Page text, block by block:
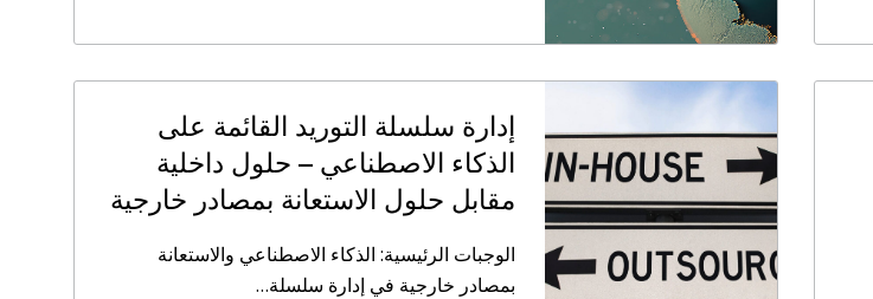
إدارة سلسلة التوريد القائمة على
الذكاء الاصطناعي – حلول داخلية
مقابل حلول الاستعانة بمصادر خارجية
الوجبات الرئيسية: الذكاء الاصطناعي والاستعانة
بمصادر خارجية في إدارة سلسلة…